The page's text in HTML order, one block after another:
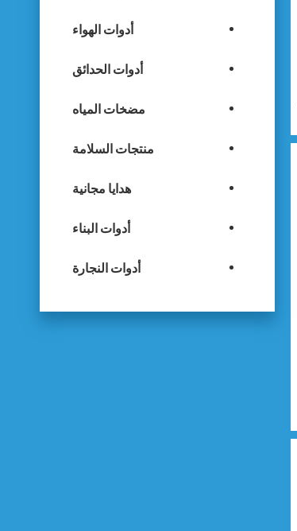
أدوات الهواء
أدوات الحدائق
مضخات المياه
منتجات السلامة
هدايا مجانية
أدوات البناء
أدوات النجارة